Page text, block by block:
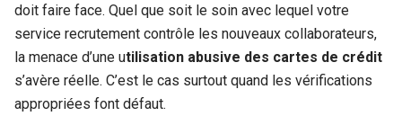
doit faire face. Quel que soit le soin avec lequel votre
service recrutement contrôle les nouveaux collaborateurs,
la menace d’une utilisation abusive des cartes de crédit
s’avère réelle. C’est le cas surtout quand les vérifications
appropriées font défaut.